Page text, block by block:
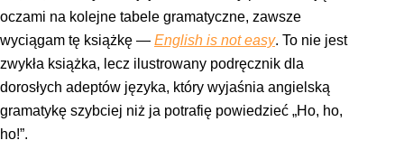
oczami na kolejne tabele gramatyczne, zawsze
wyciągam tę książkę — English is not easy. To nie jest
zwykła książka, lecz ilustrowany podręcznik dla
dorosłych adeptów języka, który wyjaśnia angielską
gramatykę szybciej niż ja potrafię powiedzieć „Ho, ho,
ho!”.